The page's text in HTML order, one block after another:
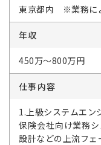
東京都内 ※業務に
年収
450万～800万円
仕事内容
1.上級システムエン
保険会社向け業務
設計などの上流フェ